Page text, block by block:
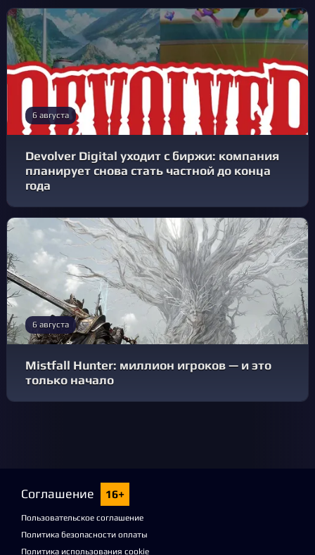
6 августа
Devolver Digital уходит с биржи: компания
планирует снова стать частной до конца
года
6 августа
Mistfall Hunter: миллион игроков — и это
только начало
Соглашение 16+
Пользовательское соглашение
Политика безопасности оплаты
Политика использования cookie